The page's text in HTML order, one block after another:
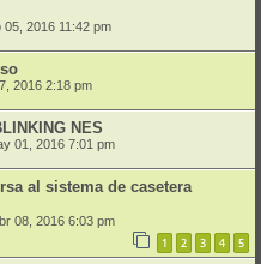
05, 2016 11:42 pm
2016 2:18 pm
NES
01, 2016 7:01 pm
al sistema de casetera
08, 2016 6:03 pm
1 2 3 4 5